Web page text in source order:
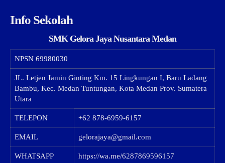
Info Sekolah
SMK Gelora Jaya Nusantara Medan
NPSN 69980030
JL. Letjen Jamin Ginting Km. 15 Lingkungan I, Baru Ladang
Bambu, Kec. Medan Tuntungan, Kota Medan Prov. Sumatera
Utara
TELEPON +62 878-6959-6157
EMAIL gelorajaya@gmail.com
WHATSAPP https://wa.me/6287869596157